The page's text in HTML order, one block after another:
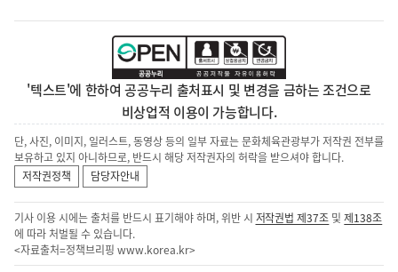
'텍스트'에 한하여 공공누리 출처표시 및 변경을 금하는 조건으로
비상업적 이용이 가능합니다.
단, 사진, 이미지, 일러스트, 동영상 등의 일부 자료는 문화체육관광부가 저작권 전부를
보유하고 있지 아니하므로, 반드시 해당 저작권자의 허락을 받으셔야 합니다.
저작권정책
담당자안내
기사 이용 시에는 출처를 반드시 표기해야 하며, 위반 시 저작권법 제37조 및제138조
에 따라 처벌될 수 있습니다.
<자료출처=정책브리핑 www.korea.kr>